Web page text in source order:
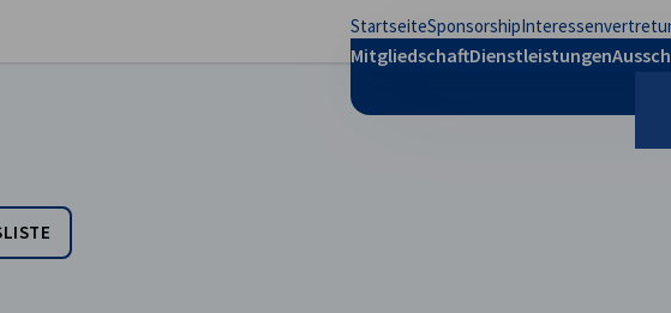
StartseiteSponsorship
MitgliedschaftDienstleistungen